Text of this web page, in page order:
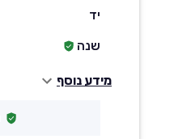
יד
שנה
מידע נוסף